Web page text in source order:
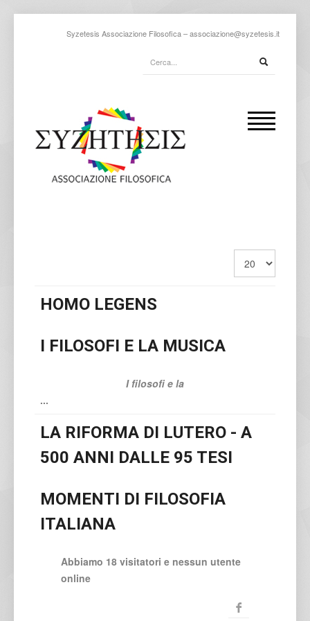
Syzetesis Associazione Filosofica –associazione@syzetesis.it
HOMO LEGENS
I FILOSOFI E LA MUSICA
I filosofi e la
...
LA RIFORMA DI LUTERO - A
500 ANNI DALLE 95 TESI
MOMENTI DI FILOSOFIA
ITALIANA
Abbiamo 18 visitatori e nessun utente
online